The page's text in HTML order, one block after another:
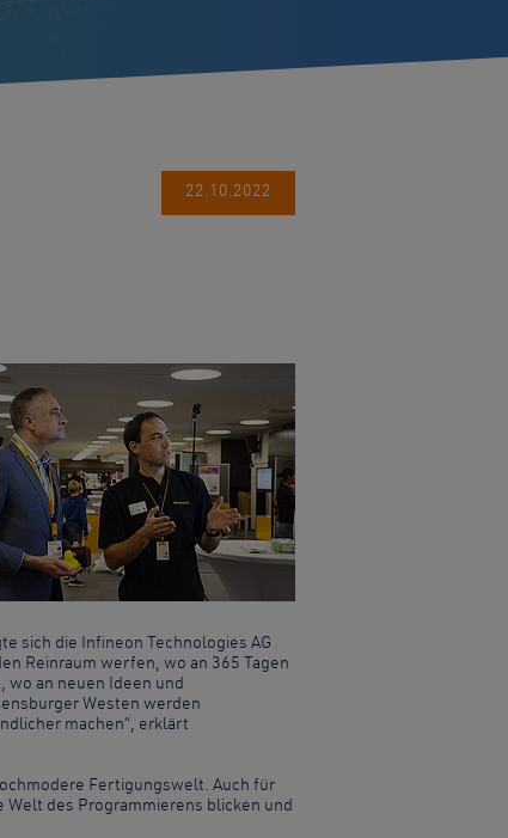
22.10.2022
sich die Infineon Technologies AG
Reinraum werfen, wo an 365 Tagen
wo an neuen Ideen und
Westen werden
machen“, erklärt
Fertigungswelt. Auch für
Welt des Programmierens blicken und